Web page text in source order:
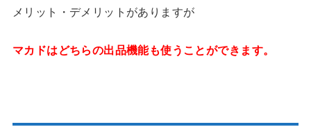
メリット・デメリットがありますが
マカドはどちらの出品機能も使うことができます。